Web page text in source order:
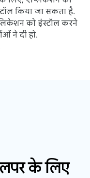
किया जा सकता है.
को इंस्टॉल करने
ने दी हो.
के लिए